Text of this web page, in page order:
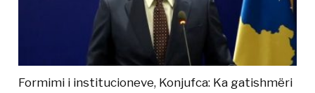
Formimi i institucioneve, Konjufca: Ka gatishmëri